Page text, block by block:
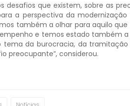
desafios que existem, sobre as
a perspectiva da modernização
também a olhar para aquilo
e temos estado também a
da burocracia, da tramitação
preocupante”, considerou.